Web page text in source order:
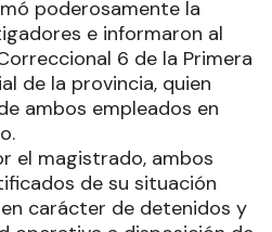
poderosamente la
e informaron al
6 de la Primera
de la provincia, quien
ambos empleados en
el magistrado, ambos
de su situación
carácter de detenidos y